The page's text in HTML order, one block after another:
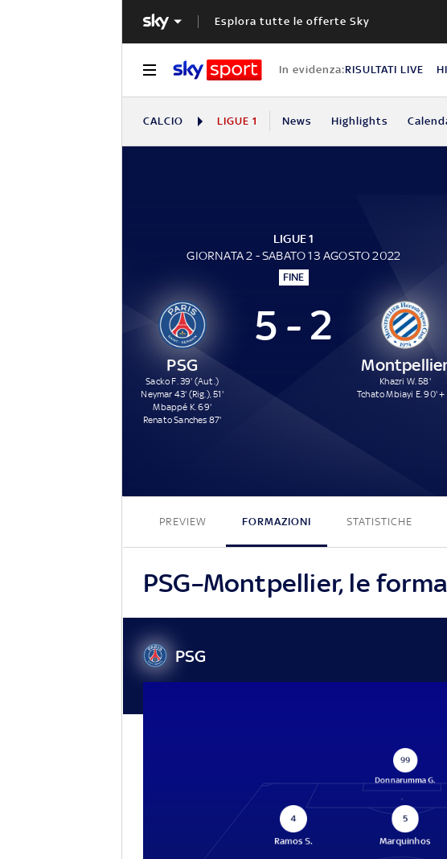
Esplora tutte le offerte Sky
In evidenza:RISULTATI LIVE
CALCIO LIGUE 1 News Highlights
LIGUE 1
GIORNATA 2 - SABATO 13 AGOSTO 2022
FINE
PSG
Sacko F. 39' (Aut.)
Neymar 43' (Rig.), 51'
Mbappé K. 69'
Renato Sanches 87'
5 - 2
Khazri W. 58'
Tchato Mbiayi E. 90' +
PREVIEW FORMAZIONI STATISTICHE
PSG–Montpellier, le
PSG
99
Donnarumma G.
4
Ramos S.
5
Marquinhos